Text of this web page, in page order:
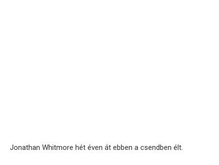
Jonathan Whitmore hét éven át ebben a csendben élt.